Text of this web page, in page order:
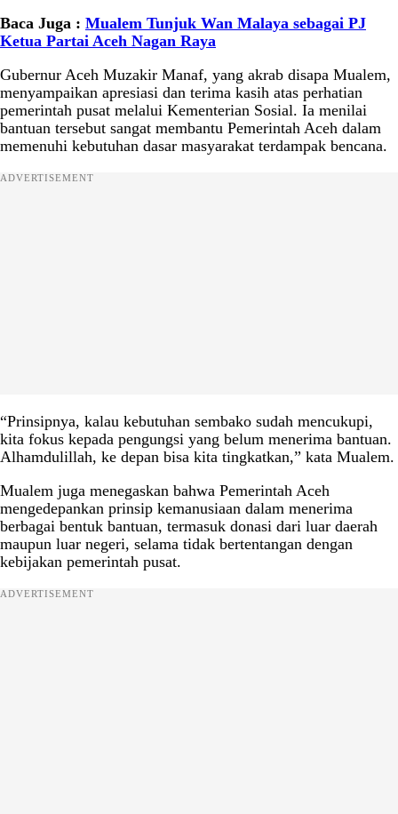
Baca Juga : Mualem Tunjuk Wan Malaya sebagai PJ
Ketua Partai Aceh Nagan Raya
Gubernur Aceh Muzakir Manaf, yang akrab disapa Mualem,
menyampaikan apresiasi dan terima kasih atas perhatian
pemerintah pusat melalui Kementerian Sosial. Ia menilai
bantuan tersebut sangat membantu Pemerintah Aceh dalam
memenuhi kebutuhan dasar masyarakat terdampak bencana.
ADVERTISEMENT
“Prinsipnya, kalau kebutuhan sembako sudah mencukupi,
kita fokus kepada pengungsi yang belum menerima bantuan.
Alhamdulillah, ke depan bisa kita tingkatkan,” kata Mualem.
Mualem juga menegaskan bahwa Pemerintah Aceh
mengedepankan prinsip kemanusiaan dalam menerima
berbagai bentuk bantuan, termasuk donasi dari luar daerah
maupun luar negeri, selama tidak bertentangan dengan
kebijakan pemerintah pusat.
ADVERTISEMENT